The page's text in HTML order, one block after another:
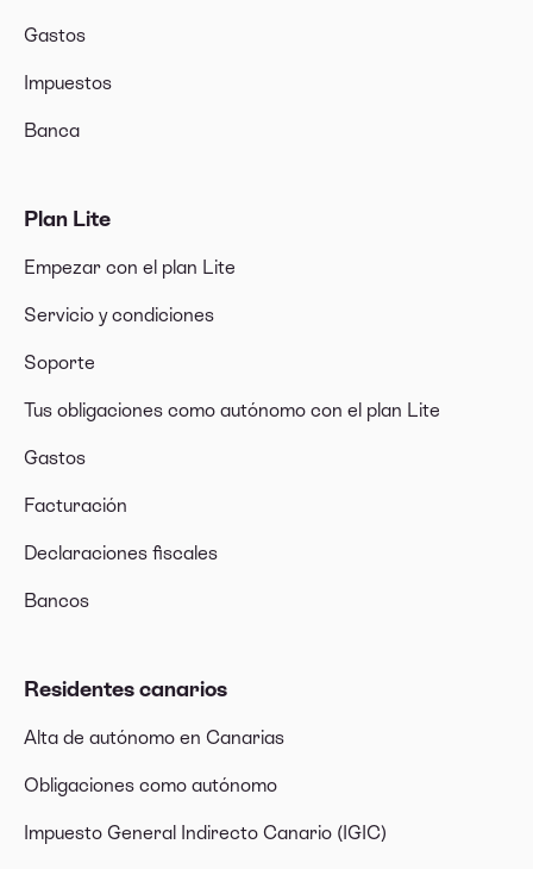
Gastos
Impuestos
Banca
Plan Lite
Empezar con el plan Lite
Servicio y condiciones
Soporte
Tus obligaciones como autónomo con el plan Lite
Gastos
Facturación
Declaraciones fiscales
Bancos
Residentes canarios
Alta de autónomo en Canarias
Obligaciones como autónomo
Impuesto General Indirecto Canario (IGIC)